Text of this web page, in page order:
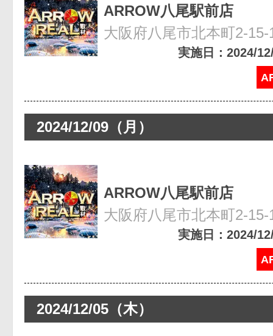
ARROW八尾駅前店
大阪府八尾市北本町2-15-
実施日：2024/
2024/12/09（月）
ARROW八尾駅前店
大阪府八尾市北本町2-15-
実施日：2024/
2024/12/05（木）